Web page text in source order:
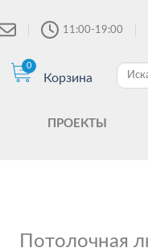
11:00-19:00
0
Корзина
ПРОЕКТЫ
Потолочная